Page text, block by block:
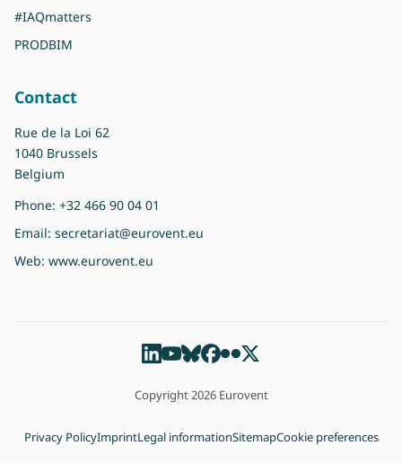
#IAQmatters
PRODBIM
Contact
Rue de la Loi 62
1040 Brussels
Belgium
Phone: +32 466 90 04 01
Email: secretariat@eurovent.eu
Web: www.eurovent.eu
Copyright 2026 Eurovent
Privacy PolicyImprintLegal informationSitemapCookie preferences